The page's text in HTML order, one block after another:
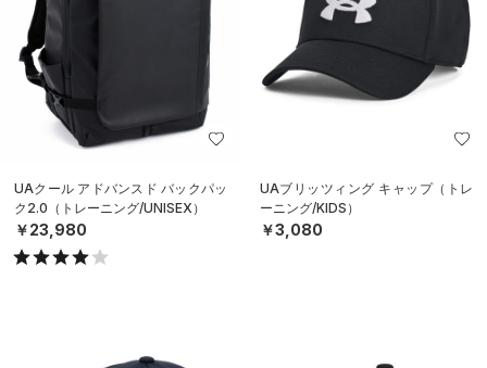
UAクール アドバンスド バックパッ
ク2.0（トレーニング/UNISEX）
￥23,980
UAブリッツィング キャップ（トレ
ーニング/KIDS）
￥3,080